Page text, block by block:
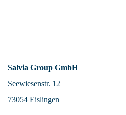
Salvia Group GmbH
Seewiesenstr. 12
73054 Eislingen